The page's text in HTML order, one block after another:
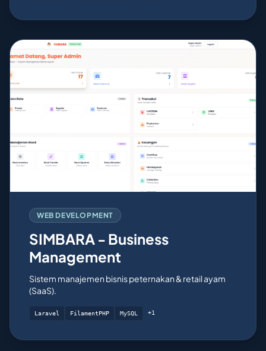
WEB DEVELOPMENT
SIMBARA - Business
Management
Sistem manajemen bisnis peternakan & retail ayam
(SaaS).
Laravel FilamentPHP MySQL +1